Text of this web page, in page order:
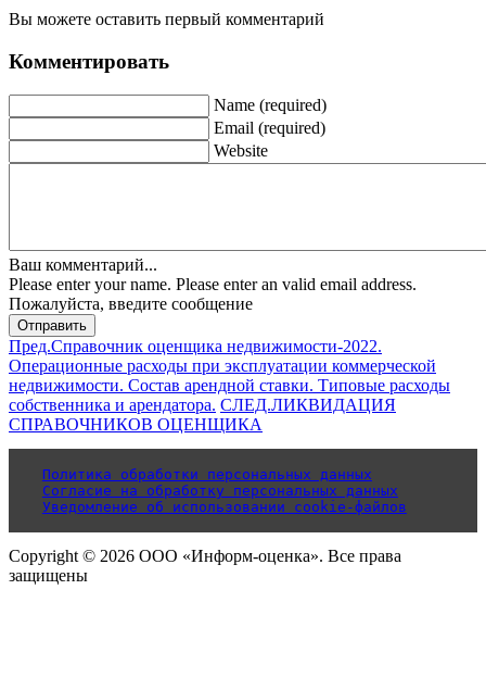
Вы можете оставить первый комментарий
Комментировать
Name (required)
Email (required)
Website
Ваш комментарий...
Please enter your name. Please enter an valid email address.
Пожалуйста, введите сообщение
Отправить
Пред.Справочник оценщика недвижимости-2022.
Операционные расходы при эксплуатации коммерческой
недвижимости. Состав арендной ставки. Типовые расходы
собственника и арендатора. СЛЕД.ЛИКВИДАЦИЯ
СПРАВОЧНИКОВ ОЦЕНЩИКА
Политика обработки персональных данных
Согласие на обработку персональных данных
Уведомление об использовании cookie-файлов
Copyright © 2026 ООО «Информ-оценка». Все права
защищены